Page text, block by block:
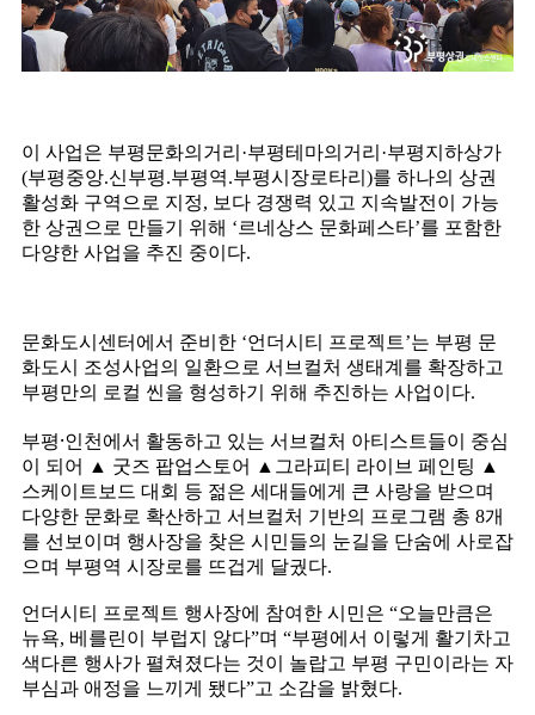
이 사업은 부평문화의거리·부평테마의거리·부평지하상가
(부평중앙.신부평.부평역.부평시장로타리)를 하나의 상권
활성화 구역으로 지정, 보다 경쟁력 있고 지속발전이 가능
한 상권으로 만들기 위해 ‘르네상스 문화페스타’를 포함한
다양한 사업을 추진 중이다.
문화도시센터에서 준비한 ‘언더시티 프로젝트’는 부평 문
화도시 조성사업의 일환으로 서브컬처 생태계를 확장하고
부평만의 로컬 씬을 형성하기 위해 추진하는 사업이다.
부평⸱인천에서 활동하고 있는 서브컬처 아티스트들이 중심
이 되어 ▲ 굿즈 팝업스토어 ▲그라피티 라이브 페인팅 ▲
스케이트보드 대회 등 젊은 세대들에게 큰 사랑을 받으며
다양한 문화로 확산하고 서브컬처 기반의 프로그램 총 8개
를 선보이며 행사장을 찾은 시민들의 눈길을 단숨에 사로잡
으며 부평역 시장로를 뜨겁게 달궜다.
언더시티 프로젝트 행사장에 참여한 시민은 “오늘만큼은
뉴욕, 베를린이 부럽지 않다”며 “부평에서 이렇게 활기차고
색다른 행사가 펼쳐졌다는 것이 놀랍고 부평 구민이라는 자
부심과 애정을 느끼게 됐다”고 소감을 밝혔다.